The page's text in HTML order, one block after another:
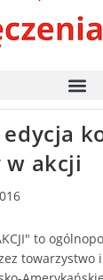
edycja
w akcji
to
towarzystwo